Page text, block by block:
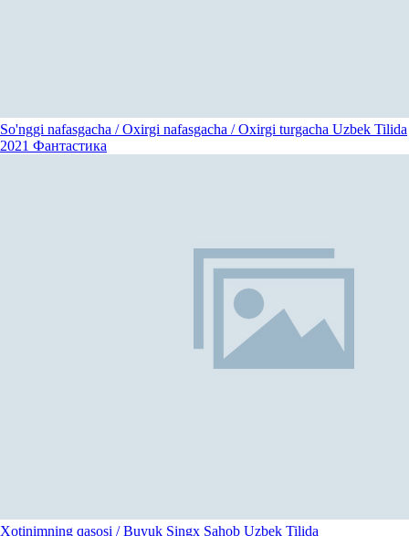
So'nggi nafasgacha / Oxirgi nafasgacha / Oxirgi turgacha Uzbek Tilida
2021 Фантастика
Xotinimning qasosi / Buyuk Singx Sahob Uzbek Tilida